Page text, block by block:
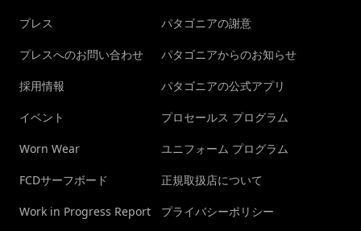
プレス
プレスへのお問い合わせ
採用情報
イベント
Worn Wear
FCDサーフボード
Work in Progress Report
パタゴニアの謝意
パタゴニアからのお知らせ
パタゴニアの公式アプリ
プロセールス プログラム
ユニフォーム プログラム
正規取扱店について
プライバシーポリシー